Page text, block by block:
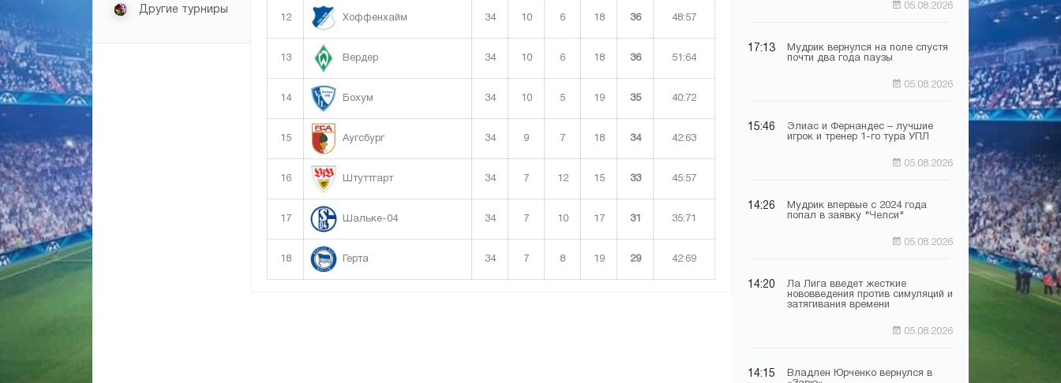
Другие турниры
12 Хоффенхайм 34 10 6 18 36 48:57
13 Вердер 34 10 6 18 36 51:64
14 Бохум 34 10 5 19 35 40:72
15 Аугсбург 34 9 7 18 34 42:63
16 Штуттгарт 34 7 12 15 33 45:57
17 Шальке-04 34 7 10 17 31 35:71
18 Герта 34 7 8 19 29 42:69
05.08.2026
17:13
Мудрик вернулся на поле спустя
почти два года паузы
05.08.2026
15:46
Элиас и Фернандес – лучшие
игрок и тренер 1-го тура УПЛ
05.08.2026
14:26
Мудрик впервые с 2024 года
попал в заявку "Челси"
05.08.2026
14:20
Ла Лига введет жесткие
нововведения против симуляций и
затягивания времени
05.08.2026
14:15
Владлен Юрченко вернулся в